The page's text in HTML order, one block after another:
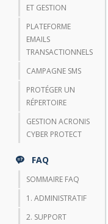
ET GESTION
PLATEFORME
EMAILS
TRANSACTIONNELS
CAMPAGNE SMS
PROTÉGER UN
RÉPERTOIRE
GESTION ACRONIS
CYBER PROTECT
FAQ
SOMMAIRE FAQ
1. ADMINISTRATIF
2. SUPPORT